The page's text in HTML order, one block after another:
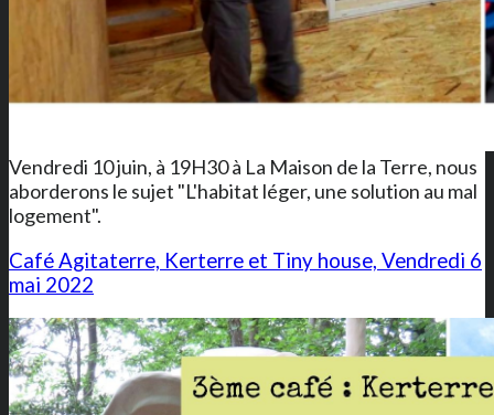
Vendredi 10 juin, à 19H30 à La Maison de la Terre, nous
aborderons le sujet "L'habitat léger, une solution au mal
logement".
Café Agitaterre, Kerterre et Tiny house, Vendredi 6
mai 2022